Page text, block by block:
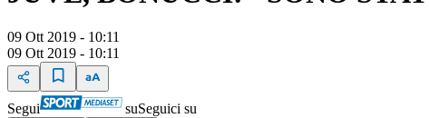
09 Ott 2019 - 10:11
09 Ott 2019 - 10:11
Segui suSeguici su